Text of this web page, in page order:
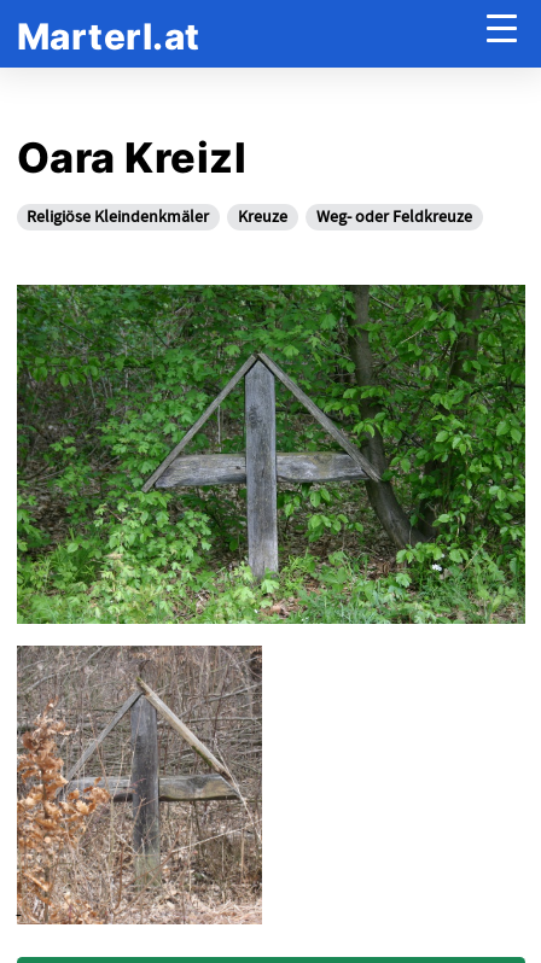
Marterl.at
Oara Kreizl
Religiöse Kleindenkmäler Kreuze Weg- oder Feldkreuze